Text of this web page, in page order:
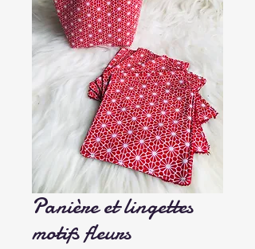
Panière et lingettes
motifs fleurs